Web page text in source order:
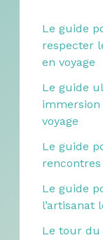
Le guide
respecter
en voyage
Le guide
voyage
Le guide
Le guide
l’artisanat
Le tour du